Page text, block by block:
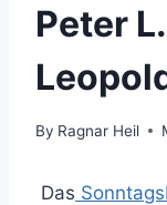
Peter
By Ragnar Heil
Das